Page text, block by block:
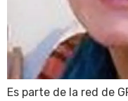
Es parte de la red de